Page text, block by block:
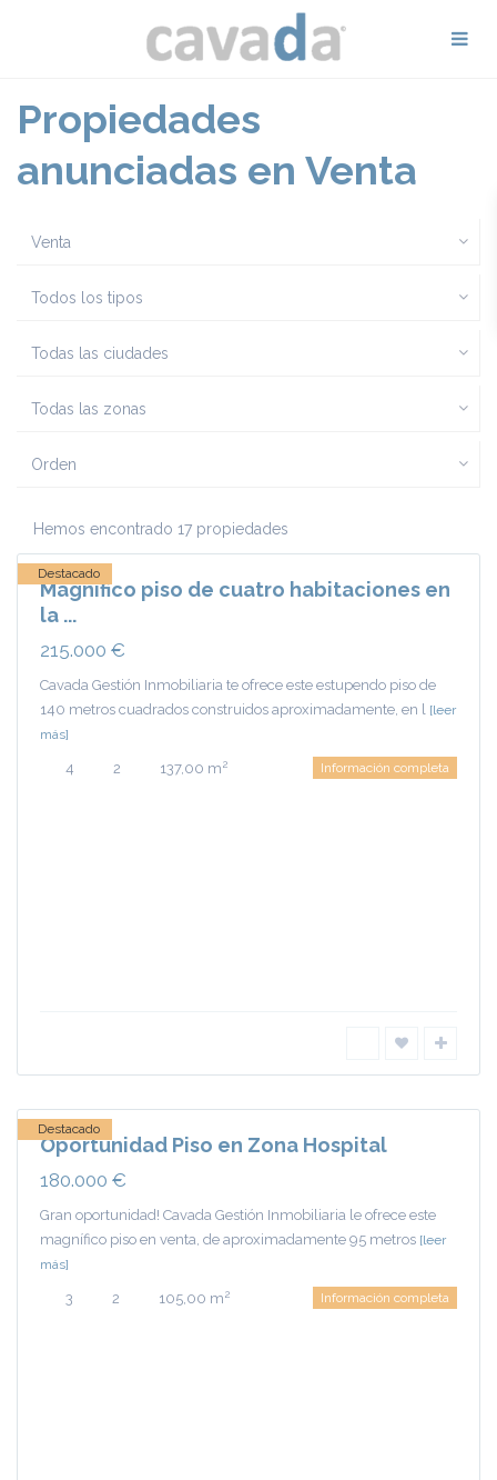
Propiedades
anunciadas en Venta
Venta
Todos los tipos
Todas las ciudades
Todas las zonas
Orden
Hemos encontrado 17 propiedades
Ciudad
Real
Destacado
Magnífico piso de cuatro habitaciones en
la ...
215.000 €
Cavada Gestión Inmobiliaria te ofrece este estupendo piso de
140 metros cuadrados construidos aproximadamente, en l [leer
más]
4 2 137,00 m2 Información completa
Ciudad
Destacado
Oportunidad Piso en Zona Hospital
180.000 €
Gran oportunidad! Cavada Gestión Inmobiliaria le ofrece este
magnífico piso en venta, de aproximadamente 95 metros [leer
más]
3 2 105,00 m2 Información completa